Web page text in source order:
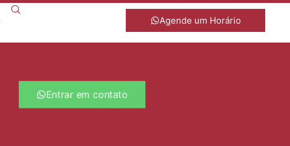
Agende um Horário
Entrar em contato